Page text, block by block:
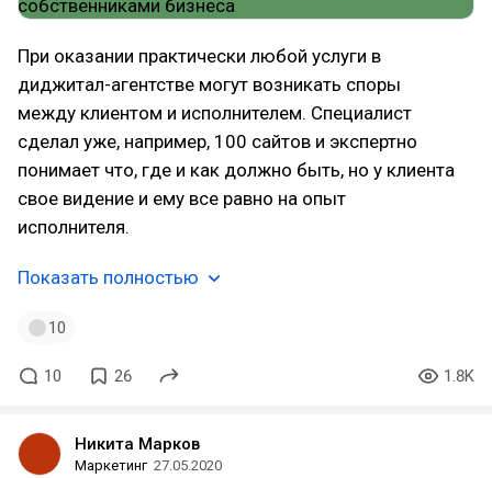
При оказании практически любой услуги в
диджитал-агентстве могут возникать споры
между клиентом и исполнителем. Специалист
сделал уже, например, 100 сайтов и экспертно
понимает что, где и как должно быть, но у клиента
свое видение и ему все равно на опыт
исполнителя.
Показать полностью
10
10 26 1.8K
Никита Марков
Маркетинг 27.05.2020